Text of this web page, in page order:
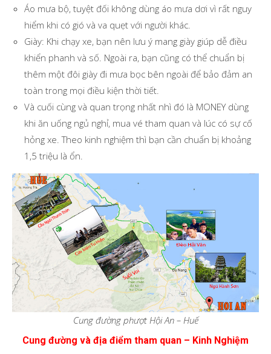
Áo mưa bộ, tuyệt đối không dùng áo mưa dơi vì rất nguy
hiểm khi có gió và va quẹt với người khác.
Giày: Khi chạy xe, bạn nên lưu ý mang giày giúp dễ điều
khiển phanh và số. Ngoài ra, bạn cũng có thể chuẩn bị
thêm một đôi giày đi mưa bọc bên ngoài để bảo đảm an
toàn trong mọi điều kiện thời tiết.
Và cuối cùng và quan trọng nhất nhì đó là MONEY dùng
khi ăn uống ngủ nghỉ, mua vé tham quan và lúc có sự cố
hỏng xe. Theo kinh nghiệm thì bạn cần chuẩn bị khoảng
1,5 triệu là ổn.
Cung đường phượt Hội An – Huế
Cung đường và địa điểm tham quan – Kinh Nghiệm